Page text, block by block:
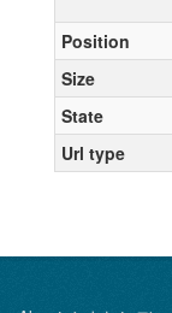
Position
Size
State
Url type